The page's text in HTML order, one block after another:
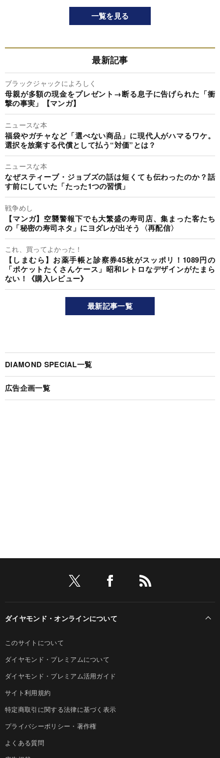
一覧を見る
最新記事
ブラックジャックによろしく
母親が多額の現金をプレゼント→断る息子に告げられた「衝
撃の事実」【マンガ】
ニュースな本
福袋やガチャなど「選べない商品」に現代人がハマるワケ。
選択を放棄する代償として払う“対価”とは？
ニュースな本
なぜスティーブ・ジョブズの話は短くても伝わったのか？話
す前にしていた「たった1つの習慣」
戦争めし
【マンガ】空襲警報下でも大繁盛の寿司店、集まった客たち
の「秘密の寿司ネタ」にヨダレが出そう〈再配信〉
これ、買ってよかった！
【しまむら】お薬手帳と診察券45枚がスッポリ！1089円の
「ポケットたくさんケース」昭和レトロなデザインがたまら
ない！《購入レビュー》
最新記事一覧
DIAMOND SPECIAL一覧
広告企画一覧
ダイヤモンド・オンラインについて
このサイトについて
ダイヤモンド・プレミアムについて
ダイヤモンド・プレミアム活用ガイド
サイト利用規約
特定商取引に関する法律に基づく表示
プライバシーポリシー・著作権
よくある質問